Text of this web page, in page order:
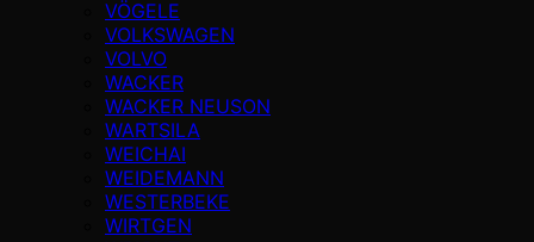
VÖGELE
VOLKSWAGEN
VOLVO
WACKER
WACKER NEUSON
WARTSILA
WEICHAI
WEIDEMANN
WESTERBEKE
WIRTGEN